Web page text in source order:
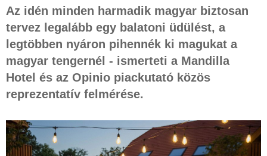
Az idén minden harmadik magyar biztosan
tervez legalább egy balatoni üdülést, a
legtöbben nyáron pihennék ki magukat a
magyar tengernél - ismerteti a Mandilla
Hotel és az Opinio piackutató közös
reprezentatív felmérése.